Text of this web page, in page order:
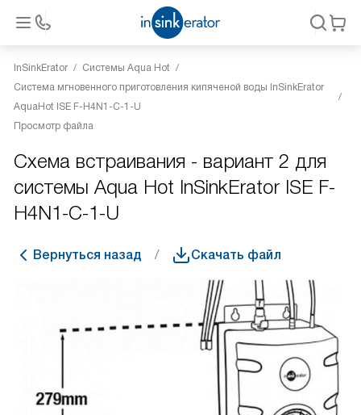
InSinkErator
Системы Aqua Hot
Система мгновенного приготовления кипяченой воды InSinkErator
AquaHot ISE F-H4N1-C-1-U
Просмотр файла
Схема встраивания - вариант 2 для
системы Aqua Hot InSinkErator ISE F-
H4N1-C-1-U
Вернуться назад Скачать файл